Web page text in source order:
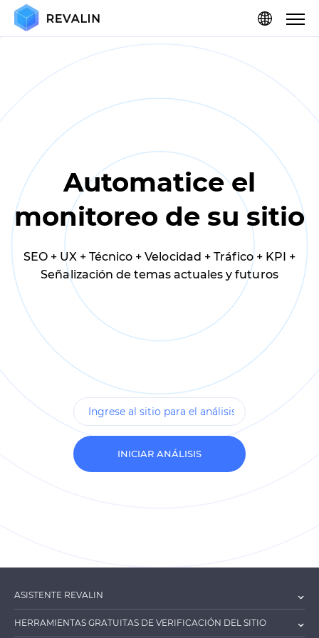
Automatice el
monitoreo de su sitio
SEO + UX + Técnico + Velocidad + Tráfico + KPI +
Señalización de temas actuales y futuros
INICIAR ANÁLISIS
ASISTENTE REVALIN
HERRAMIENTAS GRATUITAS DE VERIFICACIÓN DEL SITIO